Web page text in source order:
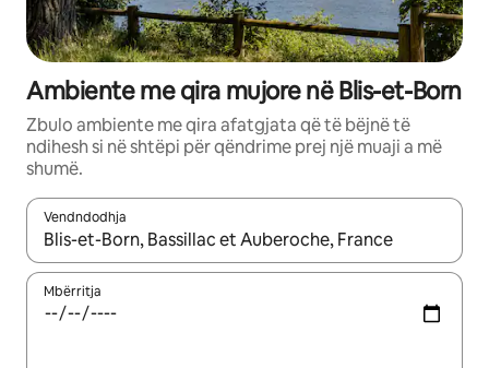
Ambiente me qira mujore në Blis-et-Born
Zbulo ambiente me qira afatgjata që të bëjnë të
ndihesh si në shtëpi për qëndrime prej një muaji a më
shumë.
Vendndodhja
Kur rezultatet të jenë të disponueshme, lëviz me butonat e
Mbërritja